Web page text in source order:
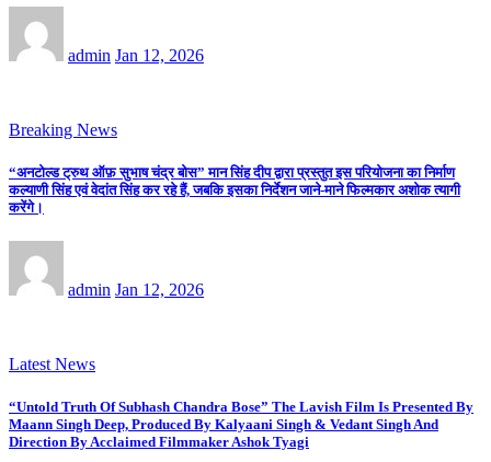
admin Jan 12, 2026
Breaking News
“अनटोल्ड ट्रुथ ऑफ़ सुभाष चंद्र बोस” मान सिंह दीप द्वारा प्रस्तुत इस परियोजना का निर्माण
कल्याणी सिंह एवं वेदांत सिंह कर रहे हैं, जबकि इसका निर्देशन जाने-माने फिल्मकार अशोक त्यागी
करेंगे।
admin Jan 12, 2026
Latest News
“Untold Truth Of Subhash Chandra Bose” The Lavish Film Is Presented By
Maann Singh Deep, Produced By Kalyaani Singh & Vedant Singh And
Direction By Acclaimed Filmmaker Ashok Tyagi